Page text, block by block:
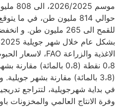
موسم
حوالي 814 مليون طن، في
للقمح الى 265 مليون
(3،8 بالمائة) مقارنة بشهر
في بداية شهرجويلية، لتتراجع
وفرة الانتاج العالمي والمخزونات